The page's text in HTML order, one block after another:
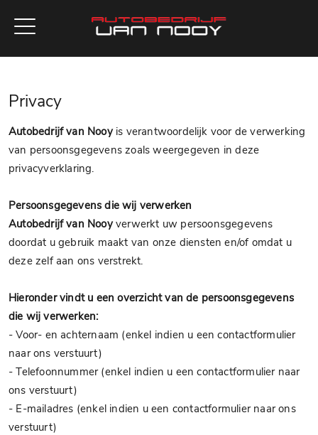
Privacy
Autobedrijf van Nooyis verantwoordelijk voor de verwerking
van persoonsgegevens zoals weergegeven in deze
privacyverklaring.
Persoonsgegevens die wij verwerken
Autobedrijf van Nooyverwerkt uw persoonsgegevens
doordat u gebruik maakt van onze diensten en/of omdat u
deze zelf aan ons verstrekt.
Hieronder vindt u een overzicht van de persoonsgegevens
die wij verwerken:
- Voor- en achternaam (enkel indien u een contactformulier
naar ons verstuurt)
- Telefoonnummer (enkel indien u een contactformulier naar
ons verstuurt)
- E-mailadres (enkel indien u een contactformulier naar ons
verstuurt)